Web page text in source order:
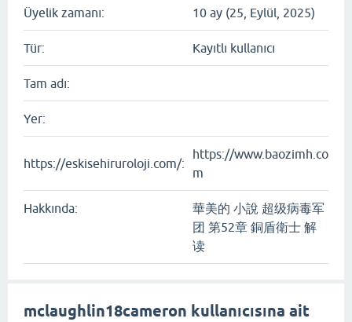
Üyelik zamanı: 10 ay (25, Eylül, 2025)
Tür: Kayıtlı kullanıcı
Tam adı:
Yer:
https://eskisehiruroloji.com/:
https://www.baozimh.co
m
Hakkında:
華美的 小說 超级病毒军
团 第52章 銅盾衛士 解
读
mclaughlin18cameron kullanıcısına ait